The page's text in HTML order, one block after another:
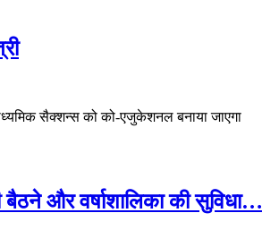
सैक्शन्स को को-एजुकेशनल बनाया जाएगा
बैठने और वर्षाशालिका की सुविधा…